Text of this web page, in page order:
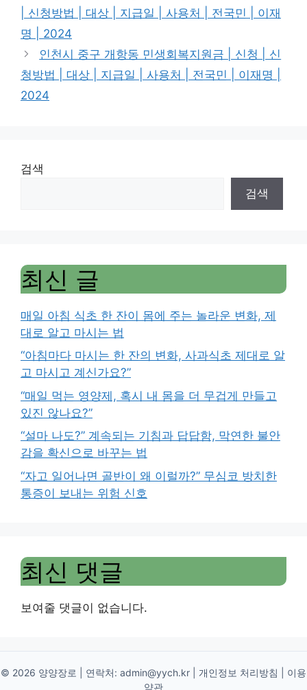
| 신청방법 | 대상 | 지급일 | 사용처 | 전국민 | 이재
명 | 2024
인천시 중구 개항동 민생회복지원금 | 신청 | 신
청방법 | 대상 | 지급일 | 사용처 | 전국민 | 이재명 |
2024
검색
검색
최신 글
매일 아침 식초 한 잔이 몸에 주는 놀라운 변화, 제
대로 알고 마시는 법
“아침마다 마시는 한 잔의 변화, 사과식초 제대로 알
고 마시고 계신가요?”
“매일 먹는 영양제, 혹시 내 몸을 더 무겁게 만들고
있진 않나요?”
“설마 나도?” 계속되는 기침과 답답함, 막연한 불안
감을 확신으로 바꾸는 법
“자고 일어나면 골반이 왜 이럴까?” 무심코 방치한
통증이 보내는 위험 신호
최신 댓글
보여줄 댓글이 없습니다.
© 2026 양양장로 | 연락처: admin@yych.kr 개인정보 처리방침
이용
약관